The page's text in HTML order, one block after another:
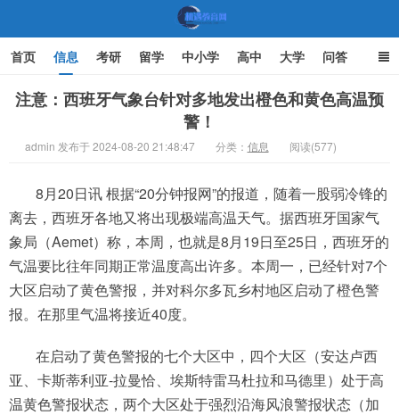
机遇教育网
首页 信息 考研 留学 中小学 高中 大学 问答
文化 家庭教育
注意：西班牙气象台针对多地发出橙色和黄色高温预
警！
admin 发布于 2024-08-20 21:48:47 分类： 信息 阅读(577)
8月20日讯 根据“20分钟报网”的报道，随着一股弱冷锋的
离去，西班牙各地又将出现极端高温天气。据西班牙国家气
象局（Aemet）称，本周，也就是8月19日至25日，西班牙的
气温要比往年同期正常温度高出许多。本周一，已经针对7个
大区启动了黄色警报，并对科尔多瓦乡村地区启动了橙色警
报。在那里气温将接近40度。
在启动了黄色警报的七个大区中，四个大区（安达卢西
亚、卡斯蒂利亚-拉曼恰、埃斯特雷马杜拉和马德里）处于高
温黄色警报状态，两个大区处于强烈沿海风浪警报状态（加